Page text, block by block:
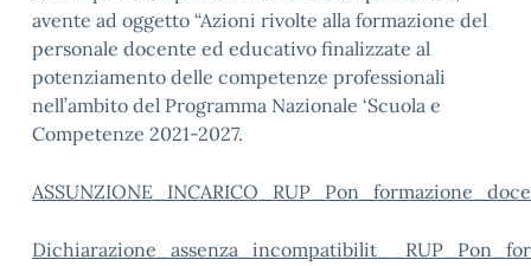
avente ad oggetto “Azioni rivolte alla formazione del
personale docente ed educativo finalizzate al
potenziamento delle competenze professionali
nell’ambito del Programma Nazionale ‘Scuola e
Competenze 2021-2027.